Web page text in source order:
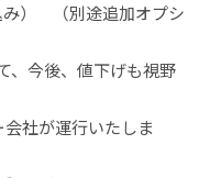
） （別途追加オプシ
、値下げも視野
社が運行いたしま